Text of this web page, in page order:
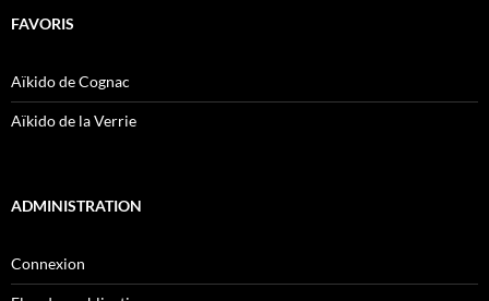
FAVORIS
Aïkido de Cognac
Aïkido de la Verrie
ADMINISTRATION
Connexion